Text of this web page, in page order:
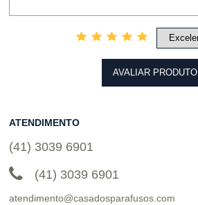
AVALIAR PRODUTO
ATENDIMENTO
(41) 3039 6901
(41) 3039 6901
atendimento@casadosparafusos.com